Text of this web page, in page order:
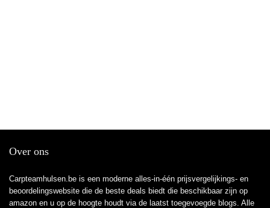
Over ons
Carpteamhulsen.be is een moderne alles-in-één prijsvergelijkings- en
beoordelingswebsite die de beste deals biedt die beschikbaar zijn op
amazon en u op de hoogte houdt via de laatst toegevoegde blogs. Alle